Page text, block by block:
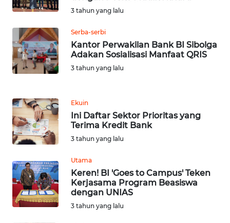
3 tahun yang lalu
Serba-serbi
Kantor Perwakilan Bank BI Sibolga
Adakan Sosialisasi Manfaat QRIS
3 tahun yang lalu
Ekuin
Ini Daftar Sektor Prioritas yang
Terima Kredit Bank
3 tahun yang lalu
Utama
Keren! BI 'Goes to Campus' Teken
Kerjasama Program Beasiswa
dengan UNIAS
3 tahun yang lalu
TAPANULI
TENGAH
WN DELI
SERDANG
TINGGI
WN
PAKPAK
WN
KARAWANG
WN